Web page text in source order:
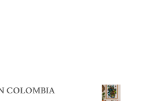
COLOMBIA